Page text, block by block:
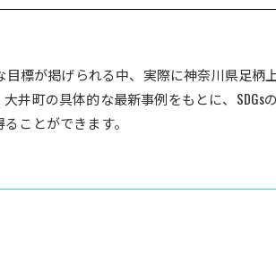
標が掲げられる中、実際に神奈川県足柄
町の具体的な最新事例をもとに、SDGs
ことができます。